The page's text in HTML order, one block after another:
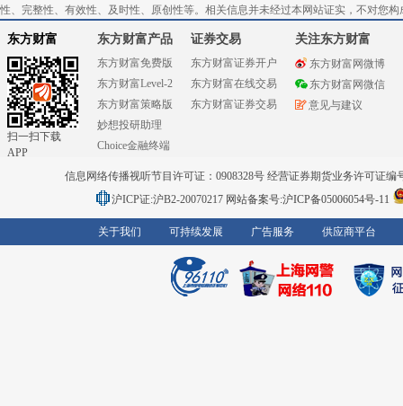
性、完整性、有效性、及时性、原创性等。相关信息并未经过本网站证实，不对您
东方财富
扫一扫下载
APP
东方财富产品
东方财富免费版
东方财富Level-2
东方财富策略版
妙想投研助理
Choice金融终端
证券交易
东方财富证券开户
东方财富在线交易
东方财富证券交易
关注东方财富
东方财富网微博
东方财富网微信
意见与建议
信息网络传播视听节目许可证：0908328号 经营证券期货业务许可证编
沪ICP证:沪B2-20070217 网站备案号:沪ICP备05006054号-11
关于我们 可持续发展 广告服务 供应商平台